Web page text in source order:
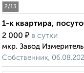
2/13
1-к квартира,
2 000 ₽ в сутки
мкр. Завод
Собственник,